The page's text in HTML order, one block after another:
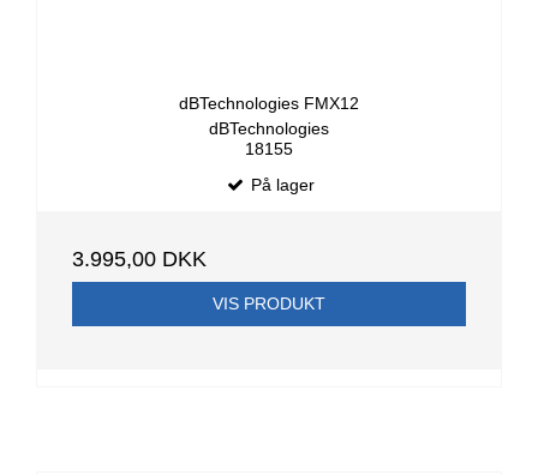
dBTechnologies FMX12
dBTechnologies
18155
På lager
3.995,00 DKK
VIS PRODUKT